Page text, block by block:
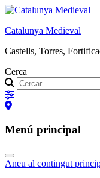
Catalunya Medieval
Castells, Torres,
Cerca
Menú principal
Aneu al contingut